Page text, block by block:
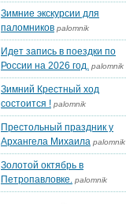
Зимние экскурсии для
паломников palomnik
Идет запись в поездки по
России на 2026 год. palomnik
Зимний Крестный ход
состоится ! palomnik
Престольный праздник у
Архангела Михаила palomnik
Золотой октябрь в
Петропавловке. palomnik